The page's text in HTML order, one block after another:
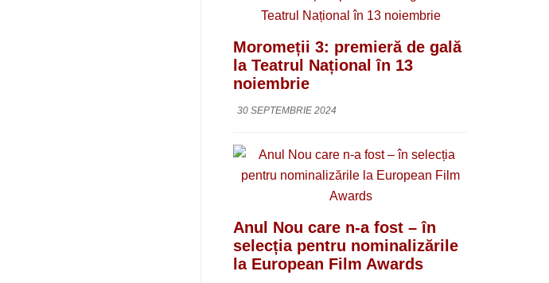
Moromeții 3: premieră de gală
la Teatrul Național în 13
noiembrie
30 SEPTEMBRIE 2024
Anul Nou care n-a fost – în
selecția pentru nominalizările
la European Film Awards